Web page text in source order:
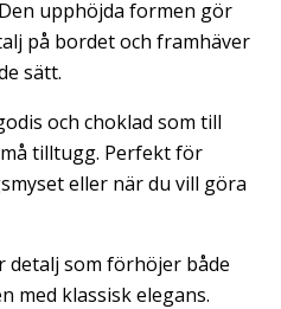
upphöjda formen gör
på bordet och framhäver
sätt.
och choklad som till
tilltugg. Perfekt för
eller när du vill göra
detalj som förhöjer både
med klassisk elegans.